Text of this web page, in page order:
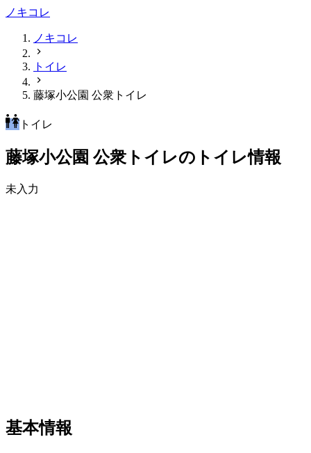
ノキコレ
ノキコレ
トイレ
藤塚小公園 公衆トイレ
トイレ
藤塚小公園 公衆トイレのトイレ情報
未入力
基本情報